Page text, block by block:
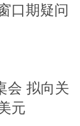
口期疑问
会 拟向关
元